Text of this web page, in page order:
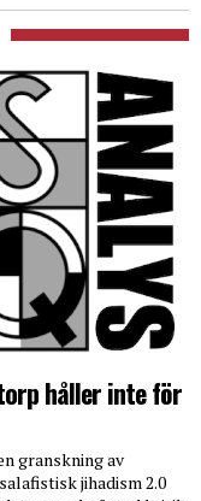
håller inte för
granskning av
jihadism 2.0